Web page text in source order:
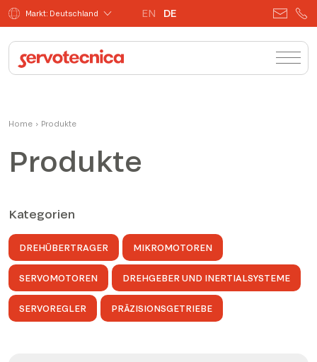
Markt: Deutschland EN DE
Home › Produkte
Produkte
Kategorien
DREHÜBERTRAGER MIKROMOTOREN
SERVOMOTOREN DREHGEBER UND INERTIALSYSTEME
SERVOREGLER PRÄZISIONSGETRIEBE